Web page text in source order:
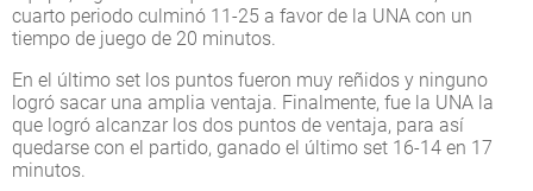
cuarto periodo culminó 11-25 a favor de la UNA con un
tiempo de juego de 20 minutos.
En el último set los puntos fueron muy reñidos y ninguno
logró sacar una amplia ventaja. Finalmente, fue la UNA la
que logró alcanzar los dos puntos de ventaja, para así
quedarse con el partido, ganado el último set 16-14 en 17
minutos.